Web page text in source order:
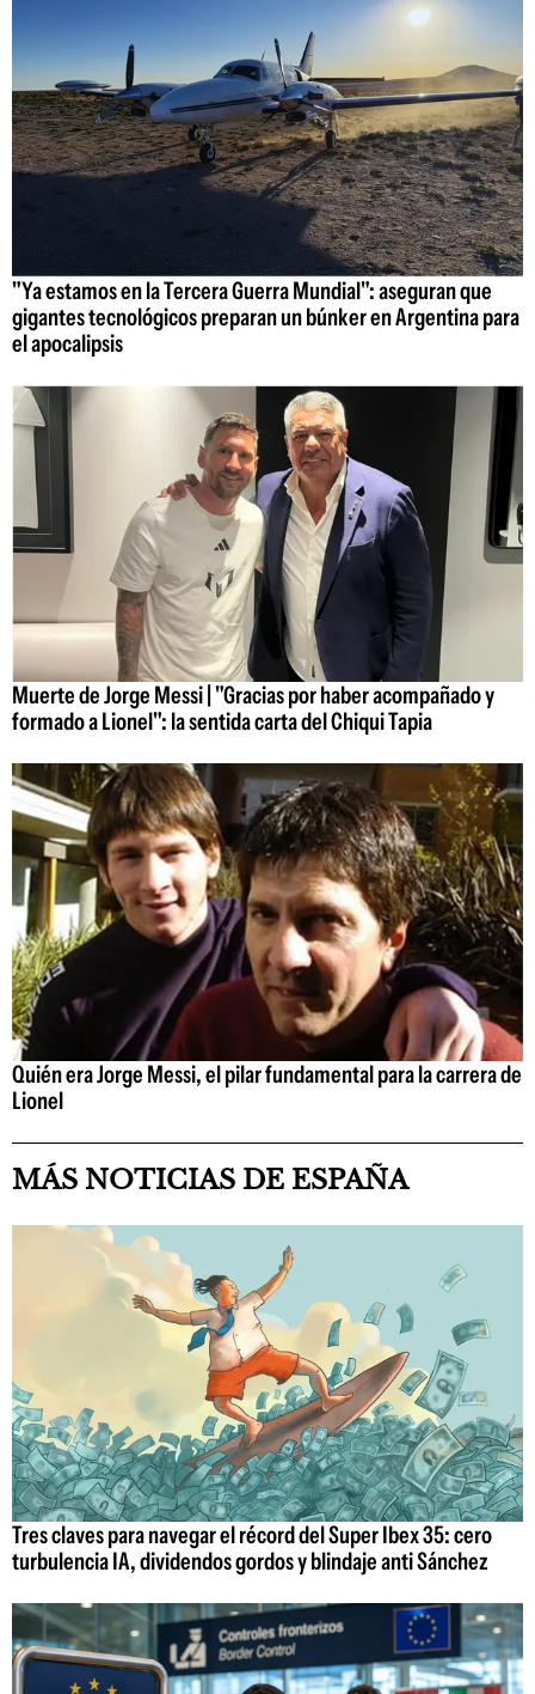
"Ya estamos en la Tercera Guerra Mundial": aseguran que
gigantes tecnológicos preparan un búnker en Argentina para
el apocalipsis
Muerte de Jorge Messi | "Gracias por haber acompañado y
formado a Lionel": la sentida carta del Chiqui Tapia
Quién era Jorge Messi, el pilar fundamental para la carrera de
Lionel
MÁS NOTICIAS DE ESPAÑA
Tres claves para navegar el récord del Super Ibex 35: cero
turbulencia IA, dividendos gordos y blindaje anti Sánchez